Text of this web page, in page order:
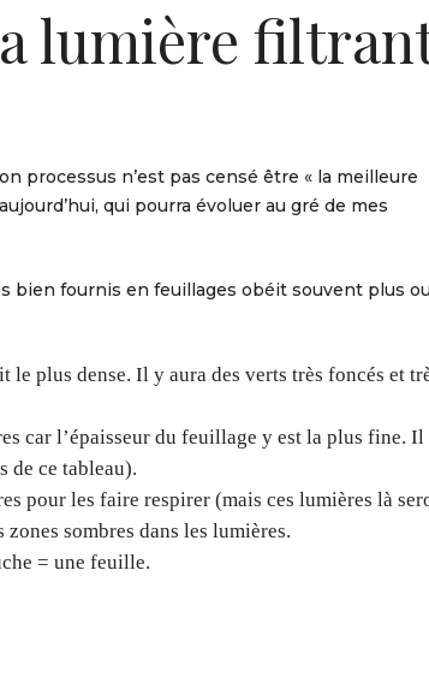
lumière
processus n’est pas censé être « la meilleure
qui pourra évoluer au gré de mes
bien fournis en feuillages obéit souvent plus
le plus dense. Il y aura des verts très foncés et
car l’épaisseur du feuillage y est la plus fine. Il
de ce tableau).
pour les faire respirer (mais ces lumières là
sombres dans les lumières.
= une feuille.